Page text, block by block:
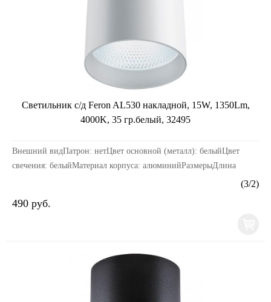
Светильник с/д Feron AL530 накладной, 15W, 1350Lm,
4000K, 35 гр.белый, 32495
Внешний видПатрон: нетЦвет основной (металл): белыйЦвет
свечения: белыйМатериал корпуса: алюминийРазмерыДлина
(3/2)
490 руб.